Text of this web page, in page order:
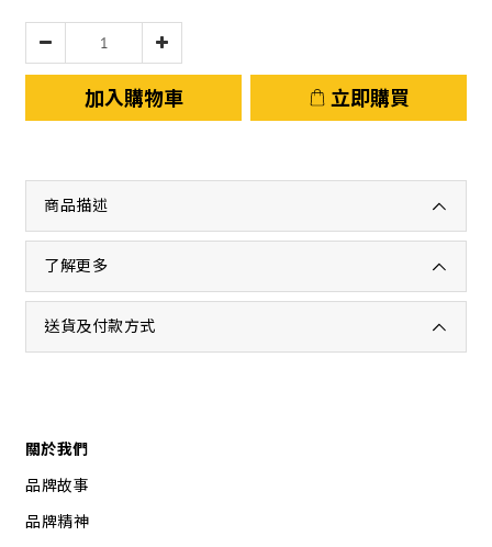
加入購物車 立即購買
商品描述
了解更多
送貨及付款方式
關於我們
品牌故事
品牌精神